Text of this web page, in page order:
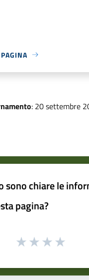
: 20 settembre
sono chiare le
pagina?